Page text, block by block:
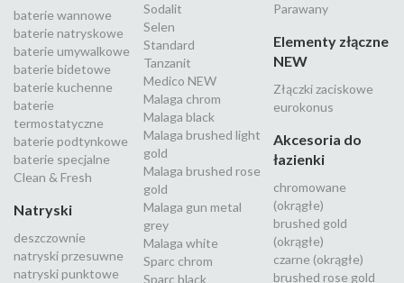
baterie wannowe
baterie natryskowe
baterie umywalkowe
baterie bidetowe
baterie kuchenne
baterie
termostatyczne
baterie podtynkowe
baterie specjalne
Clean & Fresh
Natryski
deszczownie
natryski przesuwne
natryski punktowe
Sodalit
Selen
Standard
Tanzanit
Medico NEW
Malaga chrom
Malaga black
Malaga brushed light
gold
Malaga brushed rose
gold
Malaga gun metal
grey
Malaga white
Sparc chrom
Sparc black
Parawany
Elementy złączne
NEW
Złączki zaciskowe
eurokonus
Akcesoria do
łazienki
chromowane
(okrągłe)
brushed gold
(okrągłe)
czarne (okrągłe)
brushed rose gold